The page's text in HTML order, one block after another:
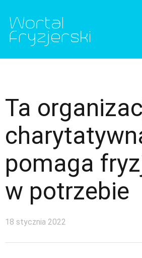
Ta
pomaga
w potrzebie
18 stycznia 2022